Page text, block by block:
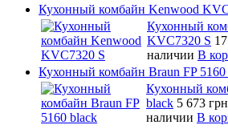
Кухонный комбайн Kenwood
Кухонный
KVC7320 S
наличии В
Кухонный комбайн Braun FP 5160
Кухонный
black 5 673
наличии В